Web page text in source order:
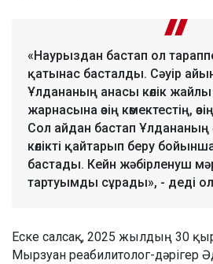
«Наурыздан бастап ол
қатынас басталды. Сәуір
Ұлдананың анасы көлік
жарнасына өзің көмектестің,
Сол айдан бастап Ұлдананың
көлікті қайтарып беру
бастады. Кейн жәбірленуш
тартуымды сұрады», - деді
Еске салсақ, 2025 жылдың 30
Мырзуан реабилитолог-дәрігер